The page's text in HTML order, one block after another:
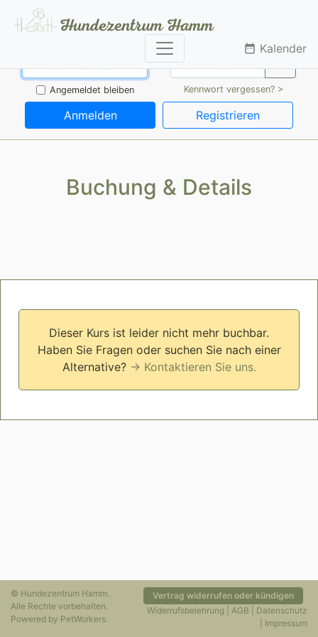
date_range Kalender
Angemeldet bleiben Kennwort vergessen? >
Anmelden Registrieren
Buchung & Details
Dieser Kurs ist leider nicht mehr buchbar.
Haben Sie Fragen oder suchen Sie nach einer
Alternative? → Kontaktieren Sie uns.
© Hundezentrum Hamm.
Alle Rechte vorbehalten.
Powered by PetWorkers.
Vertrag widerrufen oder kündigen
Widerrufsbelehrung
AGB
Datenschutz
Impressum